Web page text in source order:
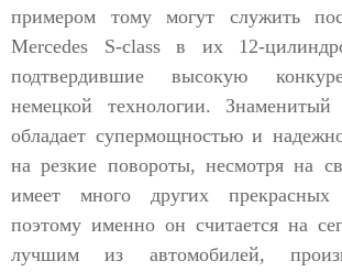
примером тому могут служить
Mercedes S-class в их 12-
подтвердившие высокую
немецкой технологии. Знаменитый
обладает супермощностью и
на резкие повороты, несмотря на
имеет много других прекрасных
поэтому именно он считается на
лучшим из автомобилей,